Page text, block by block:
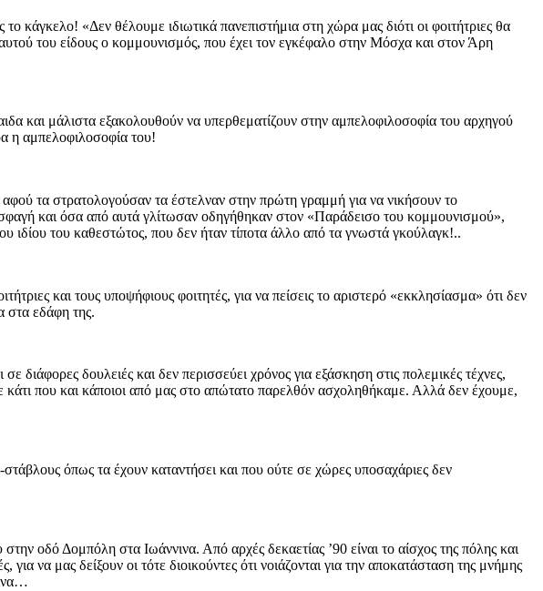
«Δεν θέλουμε ιδιωτικά πανεπιστήμια στη χώρα μας διότι οι φοιτήτριες θα
του είδους ο κομμουνισμός, που έχει τον εγκέφαλο στην Μόσχα και στον Άρη
και μάλιστα εξακολουθούν να υπερθεματίζουν στην αμπελοφιλοσοφία του αρχηγού
η αμπελοφιλοσοφία του!
τα στρατολογούσαν τα έστελναν στην πρώτη γραμμή για να νικήσουν το
και όσα από αυτά γλίτωσαν οδηγήθηκαν στον «Παράδεισο του κομμουνισμού»,
ιδίου του καθεστώτος, που δεν ήταν τίποτα άλλο από τα γνωστά γκούλαγκ!..
και τους υποψήφιους φοιτητές, για να πείσεις το αριστερό «εκκλησίασμα» ότι δεν
στα εδάφη της.
δουλειές και δεν περισσεύει χρόνος για εξάσκηση στις πολεμικές τέχνες,
που και κάποιοι από μας στο απώτατο παρελθόν ασχοληθήκαμε. Αλλά δεν έχουμε,
όπως τα έχουν καταντήσει και που ούτε σε χώρες υποσαχάριες δεν
οδό Δομπόλη στα Ιωάννινα. Από αρχές δεκαετίας ’90 είναι το αίσχος της πόλης και
να μας δείξουν οι τότε διοικούντες ότι νοιάζονται για την αποκατάσταση της μνήμης